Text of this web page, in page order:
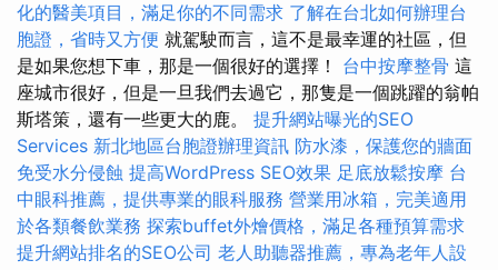
化的醫美項目，滿足你的不同需求 了解在台北如何辦理台
胞證，省時又方便 就駕駛而言，這不是最幸運的社區，但
是如果您想下車，那是一個很好的選擇！ 台中按摩整骨 這
座城市很好，但是一旦我們去過它，那隻是一個跳躍的翁帕
斯塔策，還有一些更大的鹿。 提升網站曝光的SEO
Services 新北地區台胞證辦理資訊 防水漆，保護您的牆面
免受水分侵蝕 提高WordPress SEO效果 足底放鬆按摩 台
中眼科推薦，提供專業的眼科服務 營業用冰箱，完美適用
於各類餐飲業務 探索buffet外燴價格，滿足各種預算需求
提升網站排名的SEO公司 老人助聽器推薦，專為老年人設